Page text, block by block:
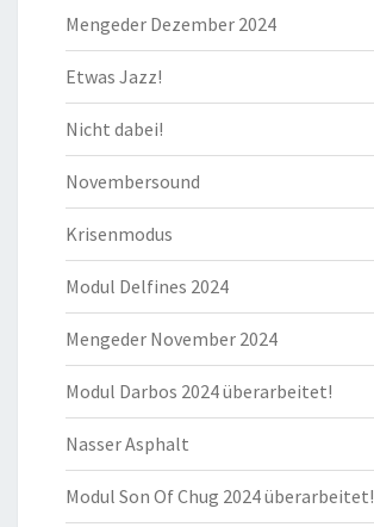
Mengeder Dezember 2024
Etwas Jazz!
Nicht dabei!
Novembersound
Krisenmodus
Modul Delfines 2024
Mengeder November 2024
Modul Darbos 2024 überarbeitet!
Nasser Asphalt
Modul Son Of Chug 2024 überarbeitet!